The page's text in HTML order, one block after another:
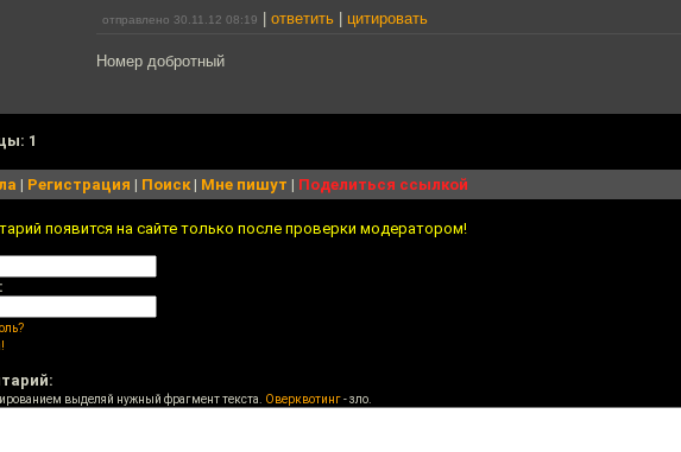
отправлено 30.11.12 08:19 ответить цитировать
Номер добротный
1
| Регистрация | Поиск| Мне пишут | Поделиться ссылкой
появится на сайте только после проверки модератором!
выделяй нужный фрагмент текста. Оверквотинг- зло.